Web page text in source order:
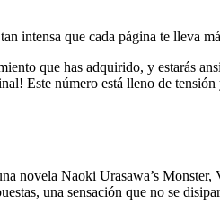
intensa que cada página te lleva
que has adquirido, y estarás
Este número está lleno de
novela Naoki Urasawa’s
una sensación que no se